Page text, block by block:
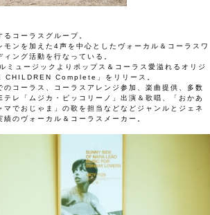
コーラスグループ。
モンを加えた4声を中心としたヴォーカル＆コーラスワ
ング活動を行なっている。
ュージックよりポップス＆コーラス愛溢れるオリジ
CHILDREN Complete」をリリース。
のコーラス、コーラスアレンジ参加、楽曲提供、多数
レ「ムジカ・ピッコリーノ」出演＆歌唱、「おかあ
マでおじゃま」の歌を担当などなどジャンルとジェネ
のヴォーカル＆コーラスメーカー。